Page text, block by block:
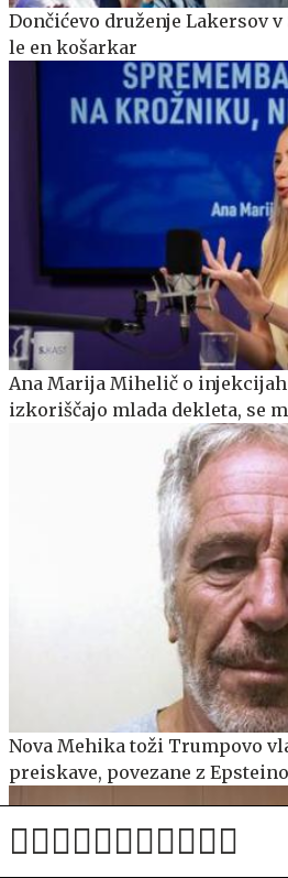
Dončićevo druženje Lakersov
le en košarkar
Ana Marija Mihelič o injekcijah
izkoriščajo mlada dekleta, se
Nova Mehika toži Trumpovo
preiskave, povezane z